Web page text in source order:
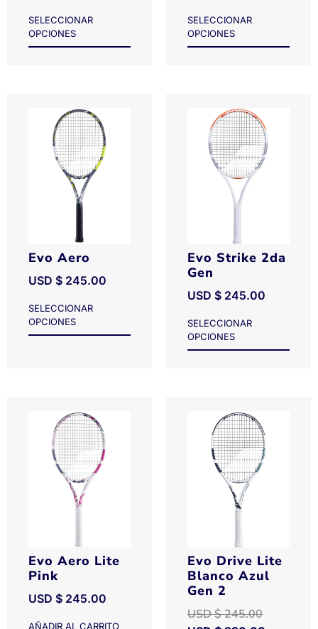
SELECCIONAR
OPCIONES
SELECCIONAR
OPCIONES
Evo Aero
USD $ 245.00
SELECCIONAR
OPCIONES
Evo Strike 2da
Gen
USD $ 245.00
SELECCIONAR
OPCIONES
Evo Aero Lite
Pink
USD $ 245.00
AÑADIR AL CARRITO
Evo Drive Lite
Blanco Azul
Gen 2
USD $245.00